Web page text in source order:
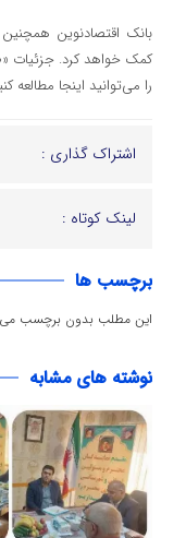
بانک اقتصادنوین
کمک خواهد کرد. جزئیات
را می‌توانید اینجا مطالعه
اشتراک گذاری :
لینک کوتاه :
برچسب ها
این مطلب بدون برچسب می
نوشته های مشابه